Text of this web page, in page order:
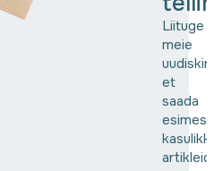
Liituge
meie
et
saada
artikleid,